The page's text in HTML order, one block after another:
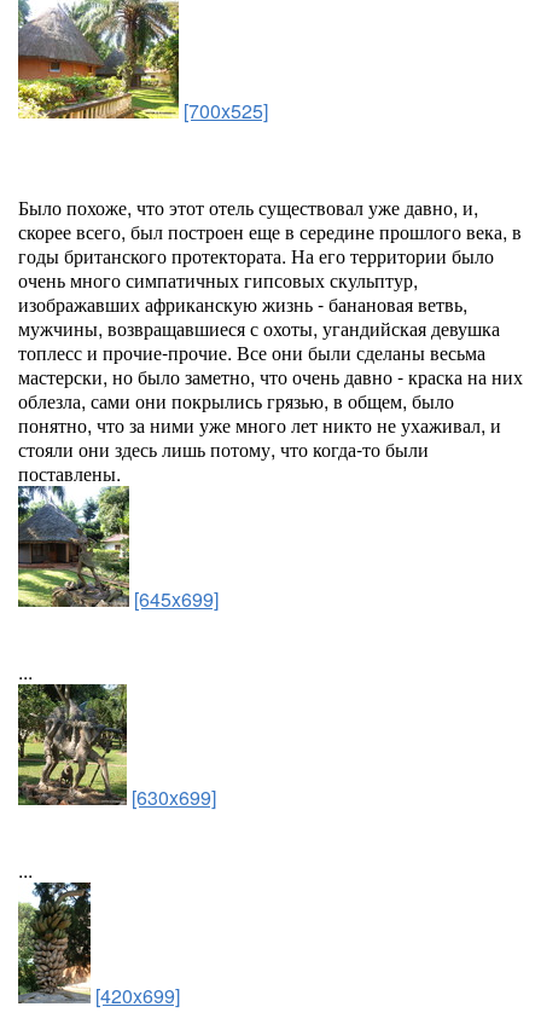
[700x525]
Было похоже, что этот отель существовал уже давно, и,
скорее всего, был построен еще в середине прошлого века, в
годы британского протектората. На его территории было
очень много симпатичных гипсовых скульптур,
изображавших африканскую жизнь - банановая ветвь,
мужчины, возвращавшиеся с охоты, угандийская девушка
топлесс и прочие-прочие. Все они были сделаны весьма
мастерски, но было заметно, что очень давно - краска на них
облезла, сами они покрылись грязью, в общем, было
понятно, что за ними уже много лет никто не ухаживал, и
стояли они здесь лишь потому, что когда-то были
поставлены.
[645x699]
...
[630x699]
...
[420x699]